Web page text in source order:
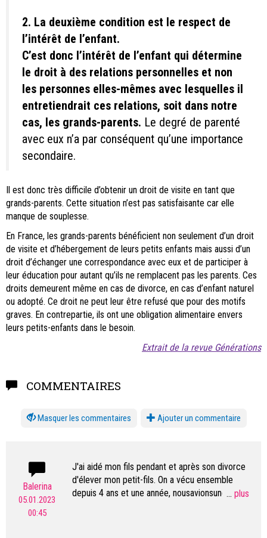
2. La deuxième condition est le respect de
l’intérêt de l’enfant.
C’est donc l’intérêt de l’enfant qui détermine
le droit à des relations personnelles et non
les personnes elles-mêmes avec lesquelles il
entretiendrait ces relations, soit dans notre
cas, les grands-parents. Le degré de parenté
avec eux n’a par conséquent qu’une importance
secondaire.
Il est donc très difficile d’obtenir un droit de visite en tant que
grands-parents. Cette situation n’est pas satisfaisante car elle
manque de souplesse.
En France, les grands-parents bénéficient non seulement d’un droit
de visite et d’hébergement de leurs petits enfants mais aussi d’un
droit d’échanger une correspondance avec eux et de participer à
leur éducation pour autant qu’ils ne remplacent pas les parents. Ces
droits demeurent même en cas de divorce, en cas d’enfant naturel
ou adopté. Ce droit ne peut leur être refusé que pour des motifs
graves. En contrepartie, ils ont une obligation alimentaire envers
leurs petits-enfants dans le besoin.
Extrait de la revue Générations
COMMENTAIRES
les commentaires Ajouter un commentaire
Balerina
05.01.2023
00:45
J'ai aidé mon fils pendant et après son divorce
d'élever mon petit-fils. On a vécu ensemble
depuis 4 ans et une année, nousavionsune ...